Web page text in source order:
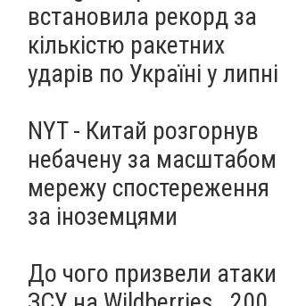
встановила рекорд за
кількістю ракетних
ударів по Україні у липні
NYT - Китай розгорнув
небачену за масштабом
мережу спостереження
за іноземцями
До чого призвели атаки